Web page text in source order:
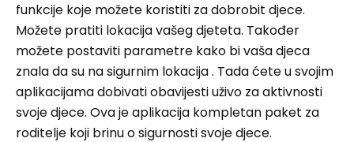
funkcije koje možete koristiti za dobrobit djece.
Možete pratiti lokacija vašeg djeteta. Također
možete postaviti parametre kako bi vaša djeca
znala da su na sigurnim lokacija . Tada ćete u svojim
aplikacijama dobivati obavijesti uživo za aktivnosti
svoje djece. Ova je aplikacija kompletan paket za
roditelje koji brinu o sigurnosti svoje djece.